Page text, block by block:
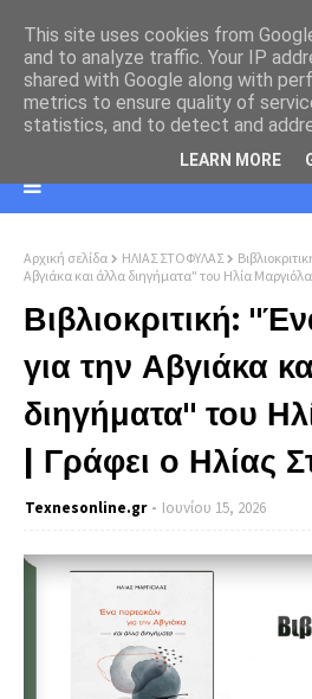
Αρχική σελίδα ΗΛΙΑΣ ΣΤΟΦΥΛΑΣ
Αβγιάκα και άλλα διηγήματα" του Ηλία
Βιβλιοκριτική:
για την Αβγιάκα
διηγήματα" του
| Γράφει ο Ηλίας
Texnesοnline.gr Ιουνίου 15, 2026
This site uses cookies from
and to analyze traffic. Your IP
shared with Google along with
metrics to ensure quality of
statistics, and to detect and
LEARN MORE